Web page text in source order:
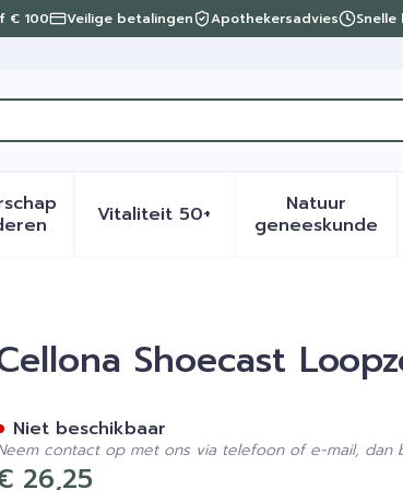
€ 100 Veilige betalingen Apothekersadvies Snelle
en hygiëne categorie
Dieet, voeding en vitamines categorie
submenu voor Zwangerschap en
Vitaliteit 50+Toon submenu voor
Natuur
geneeskunde
Toon
50861
Shoecast
26,25
Niet beschikbaar
contact op met ons via telefoon of e-mail, dan